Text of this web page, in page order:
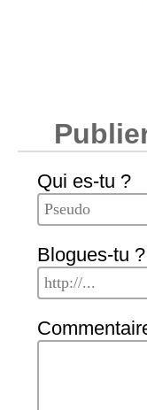
Qui es-tu ?
Blogues-tu ?